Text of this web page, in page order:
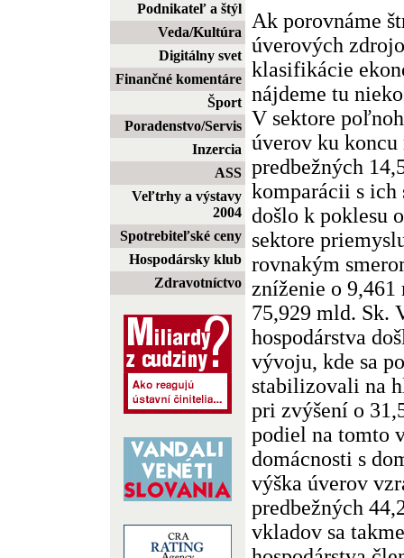
Podnikateľ a štýl
Veda/Kultúra
Digitálny svet
Finančné komentáre
Šport
Poradenstvo/Servis
Inzercia
ASS
Veľtrhy a výstavy
2004
Spotrebiteľské ceny
Hospodársky klub
Zdravotníctvo
Ak porovnáme
úverových
klasifikácie
nájdeme tu
V sektore
úverov ku
predbežných
komparácii s ich
došlo k poklesu
sektore
rovnakým
zníženie o 9,461
75,929 mld. Sk.
hospodárstva
vývoju, kde sa
stabilizovali na
pri zvýšení o
podiel na tomto
domácnosti s
výška úverov
predbežných
vkladov sa